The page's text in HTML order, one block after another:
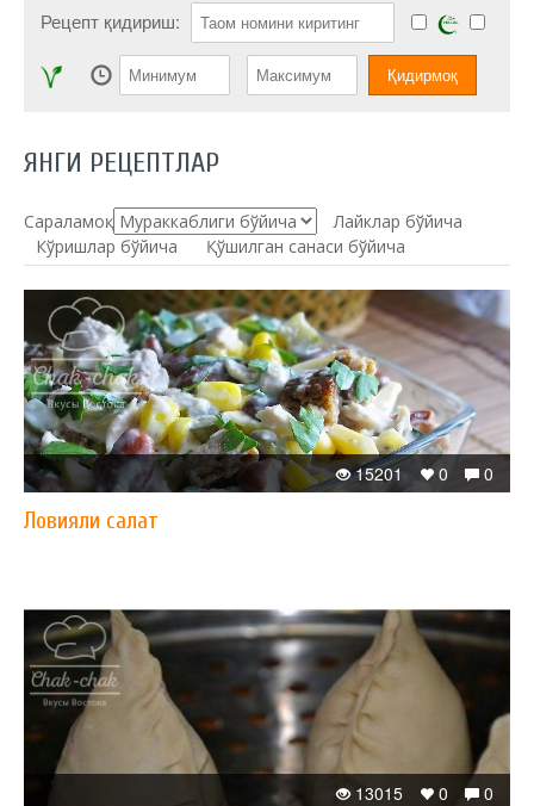
Рецепт қидириш:
ЯНГИ РЕЦЕПТЛАР
Сараламоқ:
Лайклар бўйича
Кўришлар бўйича
Қўшилган санаси бўйича
0
0
15201
Ловияли салат
0
0
13015